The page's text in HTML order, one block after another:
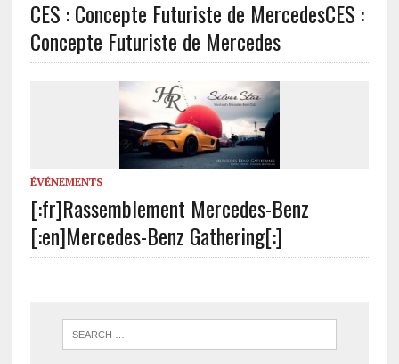
CES : Concepte Futuriste de MercedesCES :
Concepte Futuriste de Mercedes
ÉVÉNEMENTS
[:fr]Rassemblement Mercedes-Benz
[:en]Mercedes-Benz Gathering[:]